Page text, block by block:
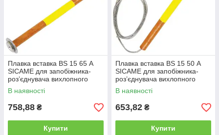
Плавка вставка BS 15 65 А
SICAME для запобіжника-
роз’єднувача вихлопного
типу, нитка запобіжника
В наявності
758,88 ₴
Купити
Плавка вставка BS 15 50 А
SICAME для запобіжника-
роз’єднувача вихлопного
типу, нитка запобіжника
В наявності
653,82 ₴
Купити